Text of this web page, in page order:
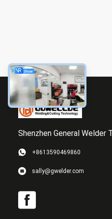
Shenzhen General Welder
+8613590469860
sally@gwelder.com